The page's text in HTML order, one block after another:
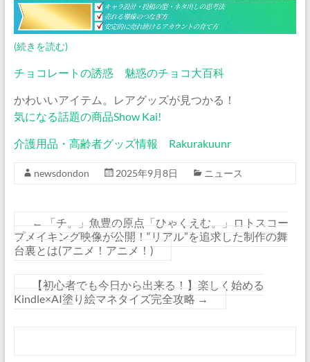
(続きを読む)
チョコレートの誘惑 魅惑のチョコ大百科
かわいいアイテム。レアグッズが見つかる！
気になる話題の商品Show Kai!
介護用品・高齢者グッズ情報 Rakurakuunr
newsdondon 2025年9月8日 ニュース
←
「チ。」魚豊の原点「ひゃくえむ。」ロトスコー
プメイキング映像が公開！“リアル”を追求した制作の舞
台裏とは(アニメ！アニメ！)
【初心者でも今日から出来る！】楽しく始める
Kindle×AI塗り絵マネタイズ完全攻略 →